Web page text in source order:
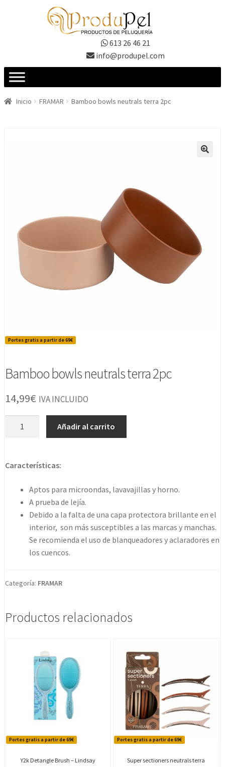
613 26 46 21
info@produpel.com
Inicio FRAMAR Bamboo bowls neutrals terra 2pc
Portes gratis a partir de 69€
Bamboo bowls neutrals terra 2pc
14,99€ IVA INCLUIDO
2pc
Añadir al carrito
Características:
Aptos para microondas, lavavajillas y horno.
A prueba de lejía.
Debido a la falta de una capa protectora brillante en el
interior, son más susceptibles a las marcas y manchas.
Se recomienda el uso de blanqueadores y aclaradores en
los cuencos.
Categoría: FRAMAR
Productos relacionados
Portes gratis a partir de 69€
Y2k Detangle Brush – Lindsay
Portes gratis a partir de 69€
Super sectioners neutrals terra